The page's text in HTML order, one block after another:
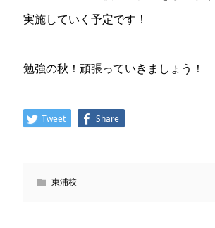
実施していく予定です！
勉強の秋！頑張っていきましょう！
Tweet Share
東浦校